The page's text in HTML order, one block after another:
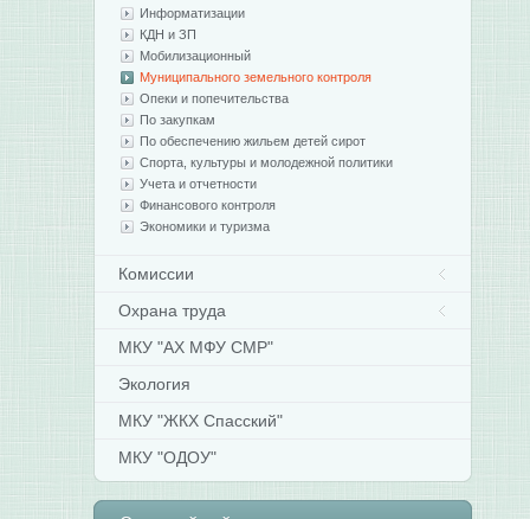
Информатизации
КДН и ЗП
Мобилизационный
Муниципального земельного контроля
Опеки и попечительства
По закупкам
По обеспечению жильем детей сирот
Спорта, культуры и молодежной политики
Учета и отчетности
Финансового контроля
Экономики и туризма
Комиссии
Охрана труда
МКУ "АХ МФУ СМР"
Экология
МКУ "ЖКХ Спасский"
МКУ "ОДОУ"